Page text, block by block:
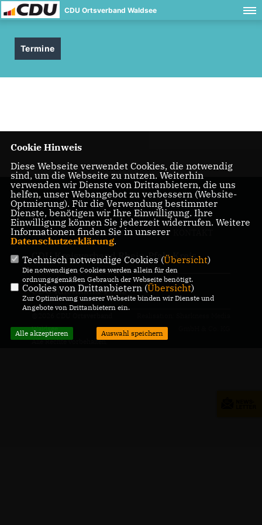
CDU Ortsverband Waldsee
Termine
IMPRESSUM DATENSCHUTZ
CDU Kreisverband Rhein-Pfalz Kreis
CDU Rheinland-Pfalz
Waldsee
Alle Rechte vorbehalten.
Cookie Hinweis
Diese Webseite verwendet Cookies, die notwendig
sind, um die Webseite zu nutzen. Weiterhin
verwenden wir Dienste von Drittanbietern, die uns
helfen, unser Webangebot zu verbessern (Website-
Optmierung). Für die Verwendung bestimmter
Dienste, benötigen wir Ihre Einwilligung. Ihre
Einwilligung können Sie jederzeit widerrufen. Weitere
Informationen finden Sie in unserer
Datenschutzerklärung.
Technisch notwendige Cookies (Übersicht)
Die notwendigen Cookies werden allein für den
ordnungsgemäßen Gebrauch der Webseite benötigt.
Cookies von Drittanbietern (Übersicht)
Zur Optimierung unserer Webseite binden wir Dienste und
Angebote von Drittanbietern ein.
Alle akzeptieren Auswahl speichern